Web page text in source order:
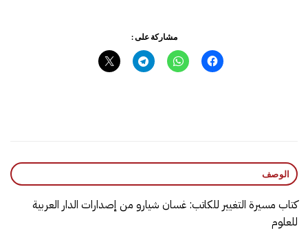
مشاركة على :
الوصف
كتاب مسيرة التغيير‎ للكاتب: غسان شيارو من إصدارات الدار العربية
للعلوم